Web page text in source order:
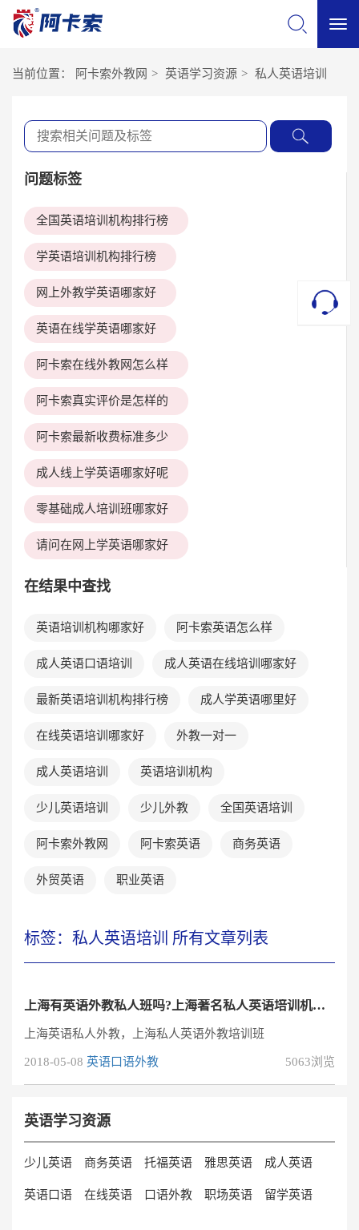
当前位置： 阿卡索外教网 > 英语学习资源 > 私人英语培训
问题标签
全国英语培训机构排行榜
学英语培训机构排行榜
网上外教学英语哪家好
英语在线学英语哪家好
阿卡索在线外教网怎么样
阿卡索真实评价是怎样的
阿卡索最新收费标准多少
成人线上学英语哪家好呢
零基础成人培训班哪家好
请问在网上学英语哪家好
在结果中查找
英语培训机构哪家好 阿卡索英语怎么样
成人英语口语培训 成人英语在线培训哪家好
最新英语培训机构排行榜 成人学英语哪里好
在线英语培训哪家好 外教一对一
成人英语培训 英语培训机构
少儿英语培训 少儿外教 全国英语培训
阿卡索外教网 阿卡索英语 商务英语
外贸英语 职业英语
标签：私人英语培训 所有文章列表
上海有英语外教私人班吗?上海著名私人英语培训机构哪家强？
上海英语私人外教，上海私人英语外教培训班
2018-05-08 英语口语外教 5063浏览
英语学习资源
少儿英语 商务英语 托福英语 雅思英语 成人英语
英语口语 在线英语 口语外教 职场英语 留学英语